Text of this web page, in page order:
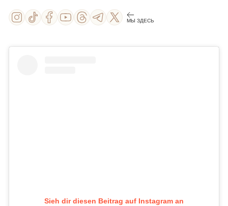
МЫ ЗДЕСЬ
Sieh dir diesen Beitrag auf Instagram an